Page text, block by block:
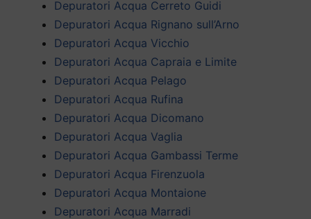
Depuratori Acqua Cerreto Guidi
Depuratori Acqua Rignano sull’Arno
Depuratori Acqua Vicchio
Depuratori Acqua Capraia e Limite
Depuratori Acqua Pelago
Depuratori Acqua Rufina
Depuratori Acqua Dicomano
Depuratori Acqua Vaglia
Depuratori Acqua Gambassi Terme
Depuratori Acqua Firenzuola
Depuratori Acqua Montaione
Depuratori Acqua Marradi